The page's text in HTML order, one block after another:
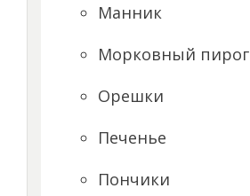
Манник
Морковный пирог
Орешки
Печенье
Пончики